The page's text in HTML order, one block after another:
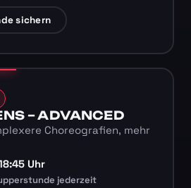
sichern
– ADVANCED
Choreografien, mehr
Uhr
jederzeit